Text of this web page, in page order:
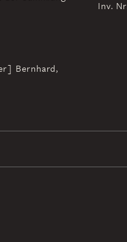
Inv.
Bernhard,